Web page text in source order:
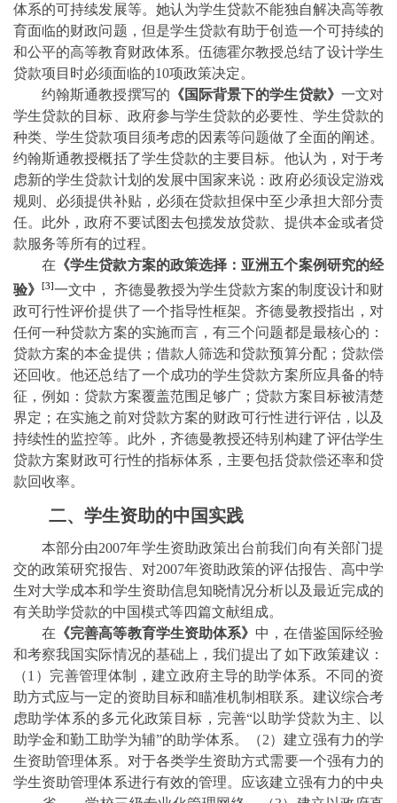
体系的可持续发展等。她认为学生贷款不能独自解决高等教
育面临的财政问题，但是学生贷款有助于创造一个可持续的
和公平的高等教育财政体系。伍德霍尔教授总结了设计学生
贷款项目时必须面临的10项政策决定。
约翰斯通教授撰写的 《国际背景下的学生贷款》 一文对
学生贷款的目标、政府参与学生贷款的必要性、学生贷款的
种类、学生贷款项目须考虑的因素等问题做了全面的阐述。
约翰斯通教授概括了学生贷款的主要目标。他认为，对于考
虑新的学生贷款计划的发展中国家来说：政府必须设定游戏
规则、必须提供补贴，必须在贷款担保中至少承担大部分责
任。此外，政府不要试图去包揽发放贷款、提供本金或者贷
款服务等所有的过程。
在 《学生贷款方案的政策选择：亚洲五个案例研究的经
验》
[3]一文中，
齐德曼教授为学生贷款方案的制度设计和财
政可行性评价提供了一个指导性框架。齐德曼教授指出，对
任何一种贷款方案的实施而言，有三个问题都是最核心的：
贷款方案的本金提供；借款人筛选和贷款预算分配；贷款偿
还回收。他还总结了一个成功的学生贷款方案所应具备的特
征，例如：贷款方案覆盖范围足够广；贷款方案目标被清楚
界定；在实施之前对贷款方案的财政可行性进行评估，以及
持续性的监控等。此外，齐德曼教授还特别构建了评估学生
贷款方案财政可行性的指标体系，主要包括贷款偿还率和贷
款回收率。
二、学生资助的中国实践
本部分由2007年学生资助政策出台前我们向有关部门提
交的政策研究报告、对2007年资助政策的评估报告、高中学
生对大学成本和学生资助信息知晓情况分析以及最近完成的
有关助学贷款的中国模式等四篇文献组成。
在 《完善高等教育学生资助体系》 中，在借鉴国际经验
和考察我国实际情况的基础上，我们提出了如下政策建议：
（1 ）完善管理体制，建立政府主导的助学体系。不同的资
助方式应与一定的资助目标和瞄准机制相联系。建议综合考
虑助学体系的多元化政策目标，完善“以助学贷款为主、以
助学金和勤工助学为辅”的助学体系。（2）建立强有力的学
生资助管理体系。对于各类学生资助方式需要一个强有力的
学生资助管理体系进行有效的管理。应该建立强有力的中央